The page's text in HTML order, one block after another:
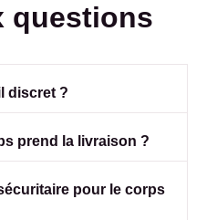
questions
discret ?
prend la livraison ?
pour le corps